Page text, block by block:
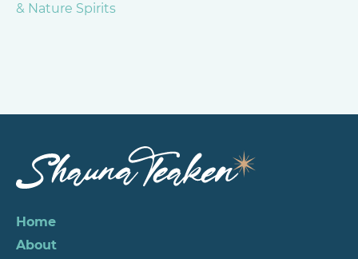
& Nature Spirits
Home
About